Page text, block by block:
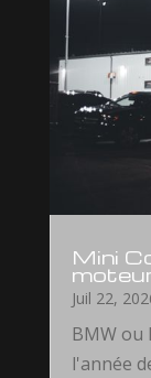
Mini
Juil 22,
BMW ou
l'année